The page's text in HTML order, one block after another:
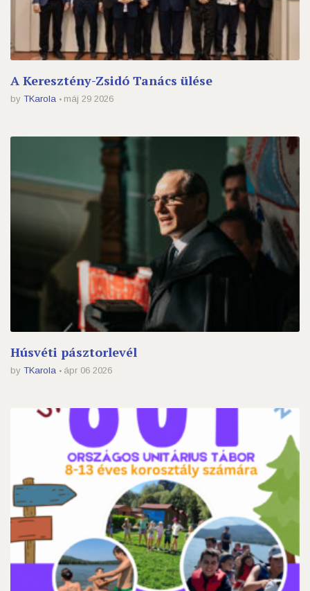
A Keresztény-Zsidó Tanács ülése
by TKarola máj 29 2026
Húsvéti pásztorlevél
by TKarola ápr 06 2026